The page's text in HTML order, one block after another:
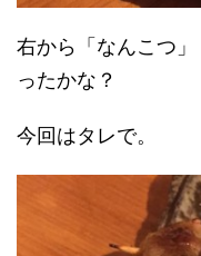
右から「なんこつ
ったかな？
今回はタレで。